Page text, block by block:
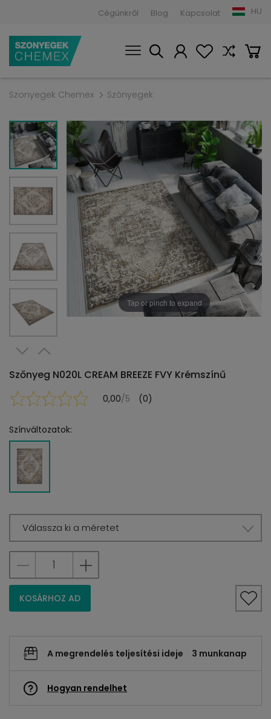
Cégünkről Blog Kapcsolat HU
Szonyegek Chemex Szőnyegek
Tap or pinch to expand
Szőnyeg N020L CREAM BREEZE FVY Krémszínű
0,00/5 (0)
Színváltozatok:
Válassza ki a méretet
KOSÁRHOZ AD
A megrendelés teljesítési ideje 3 munkanap
Hogyan rendelhet